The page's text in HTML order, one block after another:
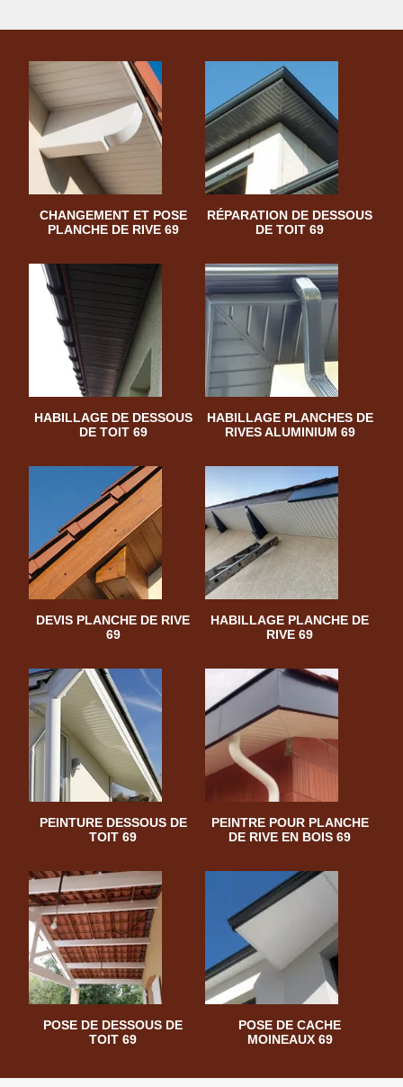
CHANGEMENT ET POSE
PLANCHE DE RIVE 69
RÉPARATION DE DESSOUS
DE TOIT 69
HABILLAGE DE DESSOUS
DE TOIT 69
HABILLAGE PLANCHES DE
RIVES ALUMINIUM 69
DEVIS PLANCHE DE RIVE
69
HABILLAGE PLANCHE DE
RIVE 69
PEINTURE DESSOUS DE
TOIT 69
PEINTRE POUR PLANCHE
DE RIVE EN BOIS 69
POSE DE DESSOUS DE
TOIT 69
POSE DE CACHE
MOINEAUX 69